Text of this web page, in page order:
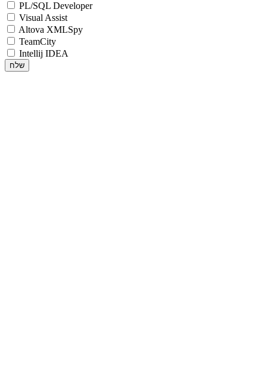
PL/SQL Developer
Visual Assist
Altova XMLSpy
TeamCity
Intellij IDEA